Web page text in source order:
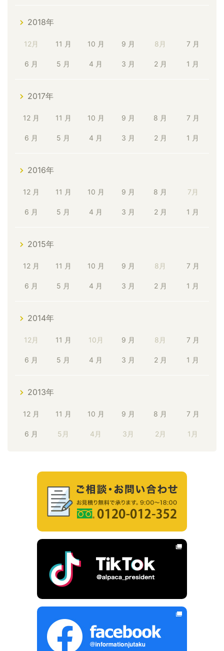
2018年
12月 11 月 10 月 9 月 8月 7 月
6 月 5 月 4 月 3 月 2 月 1 月
2017年
12 月 11 月 10 月 9 月 8 月 7 月
6 月 5 月 4 月 3 月 2 月 1 月
2016年
12 月 11 月 10 月 9 月 8 月 7月
6 月 5 月 4 月 3 月 2 月 1 月
2015年
12 月 11 月 10 月 9 月 8月 7 月
6 月 5 月 4 月 3 月 2 月 1 月
2014年
12月 11 月 10月 9 月 8月 7 月
6 月 5 月 4 月 3 月 2 月 1 月
2013年
12 月 11 月 10 月 9 月 8 月 7 月
6 月 5月 4月 3月 2月 1月